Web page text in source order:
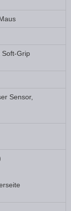
Soft-Grip
Sensor,